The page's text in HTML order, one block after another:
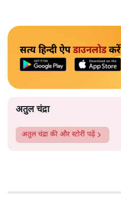
सत्य हिन्दी ऐपडाउनलोडकरें
अतुल चंद्रा
अतुल चंद्रा की और स्टोरी पढ़ें